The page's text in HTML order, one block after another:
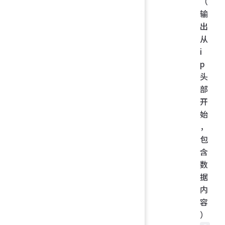
输
出
从
i
p
头
部
开
始
，
包
含
数
据
内
容
）